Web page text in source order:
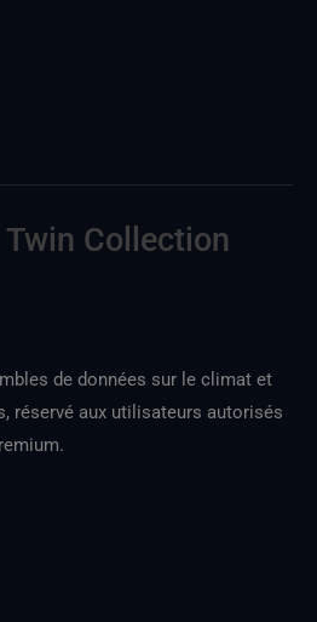
Collection
de données sur le climat et
réservé aux utilisateurs autorisés